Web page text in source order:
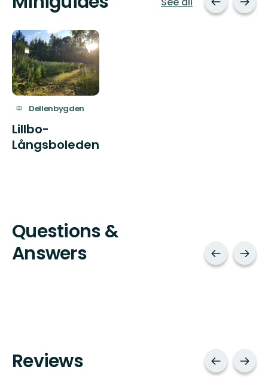
Dellenbygden
Lillbo-
Långsboleden
Questions &
Answers
Reviews